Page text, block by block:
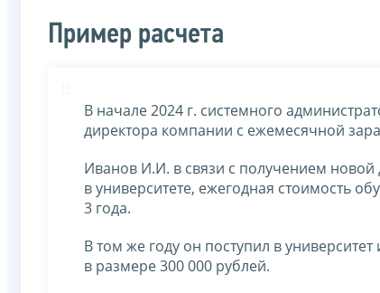
Пример расчета
В начале 2024 г. системного
директора компании с ежемесячной
Иванов И.И. в связи с получением
в университете, ежегодная стоимость
3 года.
В том же году он поступил в
в размере 300 000 рублей.